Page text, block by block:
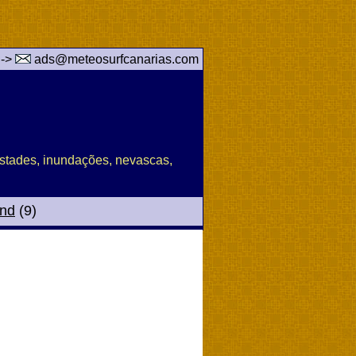
> ads@meteosurfcanarias.com
inundações, nevascas,
(9)